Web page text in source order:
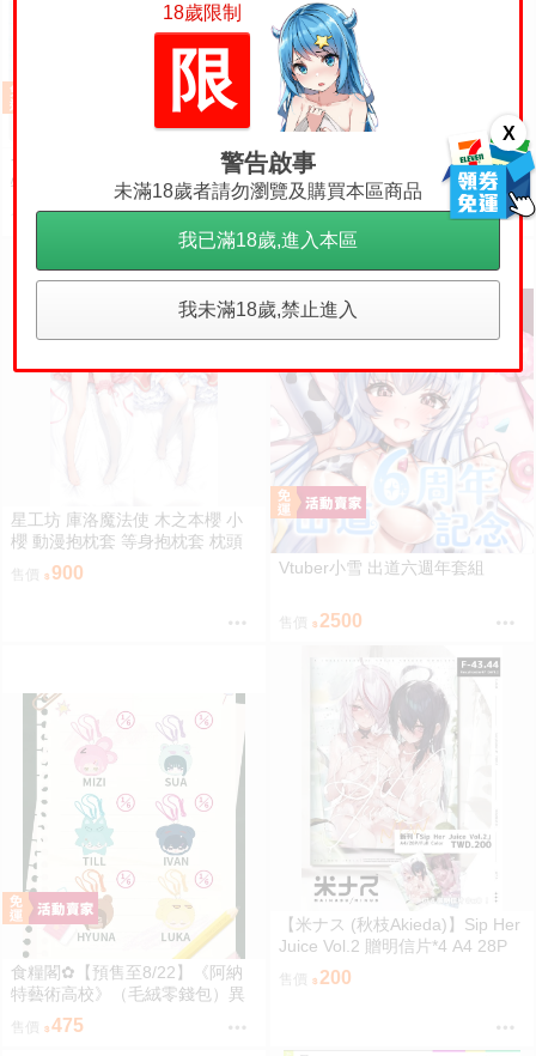
X
食糧閣✿【預售至8/22】《阿納
特藝術高校》（手辦）異形舞臺
／異形舞台／阿納特藝術高校／A
LIENSTAGE／Till／Ivan／Luka
售價 415
食糧閣✿【預售至8/22】《阿納
特藝術高校》（努努體毛絨吊
飾）異形舞臺／異形舞台／阿納
特藝術高校／ALIENSTAGE／Till
／Ivan／Luka／Sua／Mizi／Hyu
na
售價 475
星工坊 庫洛魔法使 木之本櫻 小
櫻 動漫抱枕套 等身抱枕套 枕頭
900 Vtuber小雪 出道六週年套組
2500
食糧閣✿【預售至8/22】《阿納
特藝術高校》（毛絨零錢包）異
形舞臺／異形舞台／阿納特藝術
高校／ALIENSTAGE／Till／Ivan
售價 475
【米ナス (秋枝Akieda)】Sip Her
Juice Vol.2 贈明信片*4 A4 28P
全彩插畫 原創【FF47場前預購】
{宅即門}
售價 200
18歲限制
限
警告啟事
未滿18歲者請勿瀏覽及購買本區商品
我已滿18歲,進入本區
我未滿18歲,禁止進入